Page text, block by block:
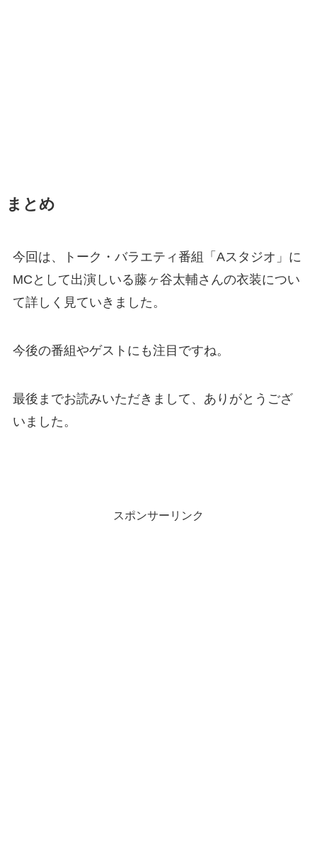
まとめ
今回は、トーク・バラエティ番組「Aスタジオ」に
MCとして出演しいる藤ヶ谷太輔さんの衣装につい
て詳しく見ていきました。
今後の番組やゲストにも注目ですね。
最後までお読みいただきまして、ありがとうござ
いました。
スポンサーリンク